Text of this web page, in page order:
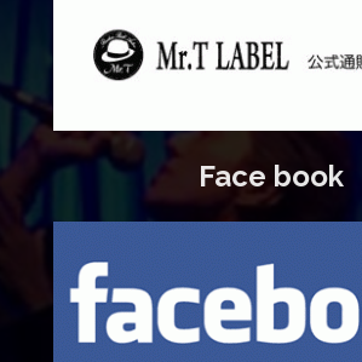
Face book